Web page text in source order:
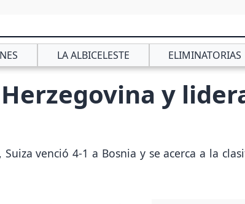
LA ALBICELESTE ELIMINATORIAS
y
venció 4-1 a Bosnia y se acerca a la